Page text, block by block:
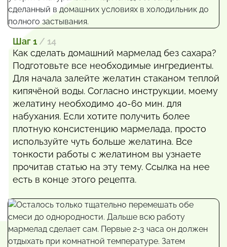
Шаг 1 / 14
Как сделать домашний мармелад без сахара?
Подготовьте все необходимые ингредиенты.
Для начала залейте желатин стаканом теплой
кипячёной воды. Согласно инструкции, моему
желатину необходимо 40-60 мин. для
набухания. Если хотите получить более
плотную консистенцию мармелада, просто
используйте чуть больше желатина. Все
тонкости работы с желатином вы узнаете
прочитав статью на эту тему. Ссылка на нее
есть в конце этого рецепта.